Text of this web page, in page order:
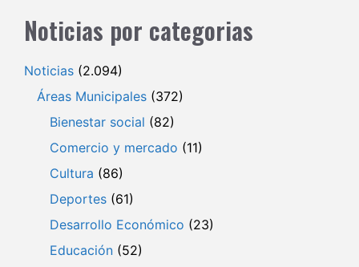
Noticias por categorias
Noticias (2.094)
Áreas Municipales (372)
Bienestar social (82)
Comercio y mercado (11)
Cultura (86)
Deportes (61)
Desarrollo Económico (23)
Educación (52)